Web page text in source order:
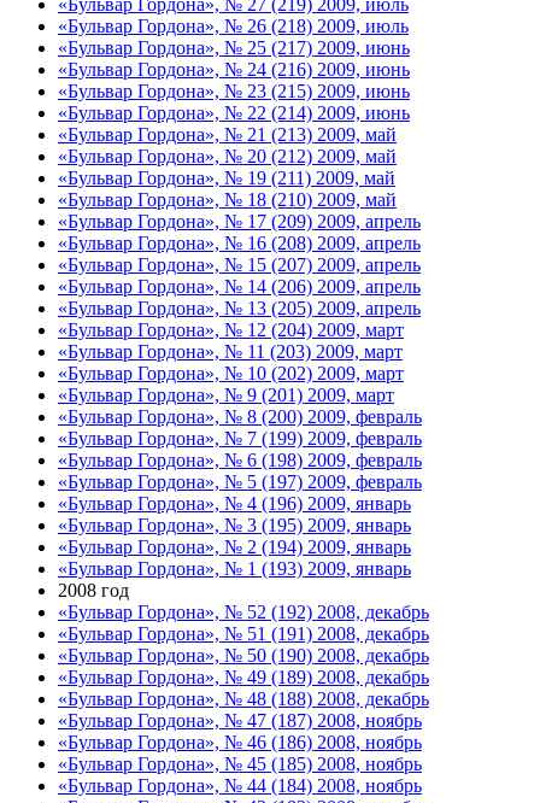
«Бульвар Гордона», № 26 (218) 2009, июль
«Бульвар Гордона», № 25 (217) 2009, июнь
«Бульвар Гордона», № 24 (216) 2009, июнь
«Бульвар Гордона», № 23 (215) 2009, июнь
«Бульвар Гордона», № 22 (214) 2009, июнь
«Бульвар Гордона», № 21 (213) 2009, май
«Бульвар Гордона», № 20 (212) 2009, май
«Бульвар Гордона», № 19 (211) 2009, май
«Бульвар Гордона», № 18 (210) 2009, май
«Бульвар Гордона», № 17 (209) 2009, апрель
«Бульвар Гордона», № 16 (208) 2009, апрель
«Бульвар Гордона», № 15 (207) 2009, апрель
«Бульвар Гордона», № 14 (206) 2009, апрель
«Бульвар Гордона», № 13 (205) 2009, апрель
«Бульвар Гордона», № 12 (204) 2009, март
«Бульвар Гордона», № 11 (203) 2009, март
«Бульвар Гордона», № 10 (202) 2009, март
«Бульвар Гордона», № 9 (201) 2009, март
«Бульвар Гордона», № 8 (200) 2009, февраль
«Бульвар Гордона», № 7 (199) 2009, февраль
«Бульвар Гордона», № 6 (198) 2009, февраль
«Бульвар Гордона», № 5 (197) 2009, февраль
«Бульвар Гордона», № 4 (196) 2009, январь
«Бульвар Гордона», № 3 (195) 2009, январь
«Бульвар Гордона», № 2 (194) 2009, январь
«Бульвар Гордона», № 1 (193) 2009, январь
2008 год
«Бульвар Гордона», № 52 (192) 2008, декабрь
«Бульвар Гордона», № 51 (191) 2008, декабрь
«Бульвар Гордона», № 50 (190) 2008, декабрь
«Бульвар Гордона», № 49 (189) 2008, декабрь
«Бульвар Гордона», № 48 (188) 2008, декабрь
«Бульвар Гордона», № 47 (187) 2008, ноябрь
«Бульвар Гордона», № 46 (186) 2008, ноябрь
«Бульвар Гордона», № 45 (185) 2008, ноябрь
«Бульвар Гордона», № 44 (184) 2008, ноябрь